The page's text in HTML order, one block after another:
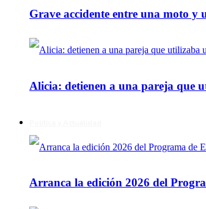
Grave accidente entre una moto y
Alicia: detienen a una pareja que
Arranca la edición 2026 del